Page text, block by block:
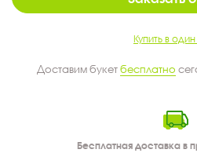
Купить в
Доставим букетбесплатно
Бесплатная доставка в